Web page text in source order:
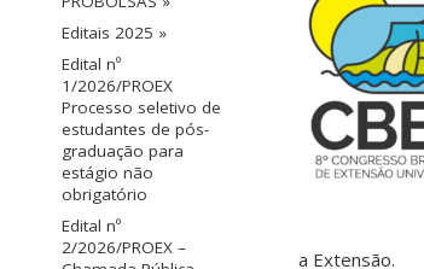
Editais 2025 »
Edital nº
1/2026/PROEX
Processo seletivo de
estudantes de pós-
graduação para
estágio não
obrigatório
Edital nº
2/2026/PROEX –
a Extensão.